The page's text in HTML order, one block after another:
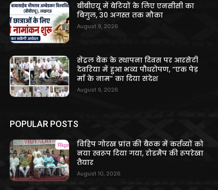
बीबीएयू में बेटियों के लिए एनसीसी का
बिगुल, 30 अगस्त तक मौका
August 9, 2026
सेंट्रल बैंक के स्थापना दिवस पर आरसेटी
देवरिया में हुआ भव्य पौधरोपण, “एक पेड़
माँ के नाम” का दिया संदेश
August 9, 2026
POPULAR POSTS
विहिप गोरख प्रांत की बैठक में कर्तव्यों को
नया स्वरूप दिया गया, रोडमैप की रूपरेखा
तैयार
August 10, 2026